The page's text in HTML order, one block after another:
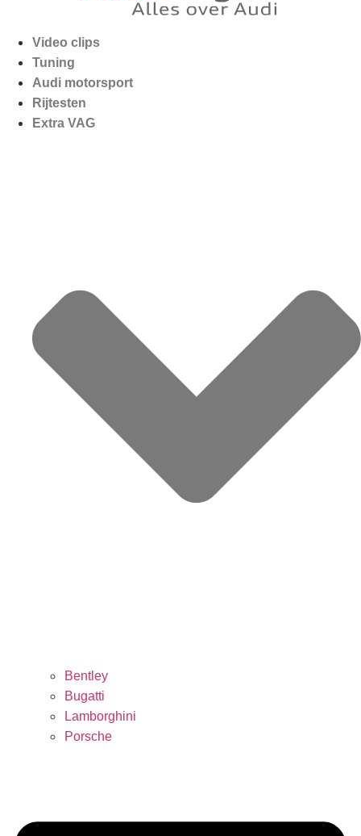
Video clips
Tuning
Audi motorsport
Rijtesten
Extra VAG
Bentley
Bugatti
Lamborghini
Porsche